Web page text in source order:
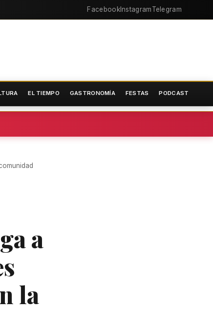
FacebookInstagramTelegram
EL TIEMPO GASTRONOMÍA FESTAS PODCAST
a
la